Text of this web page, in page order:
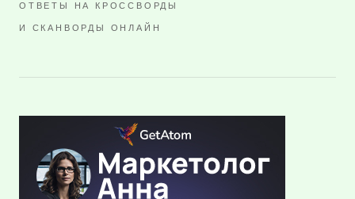
ОТВЕТЫ НА КРОССВОРДЫ
И СКАНВОРДЫ ОНЛАЙН